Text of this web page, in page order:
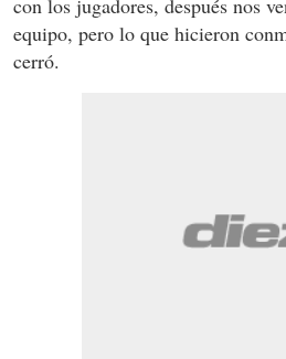
equipo, pero lo que hicieron
cerró.